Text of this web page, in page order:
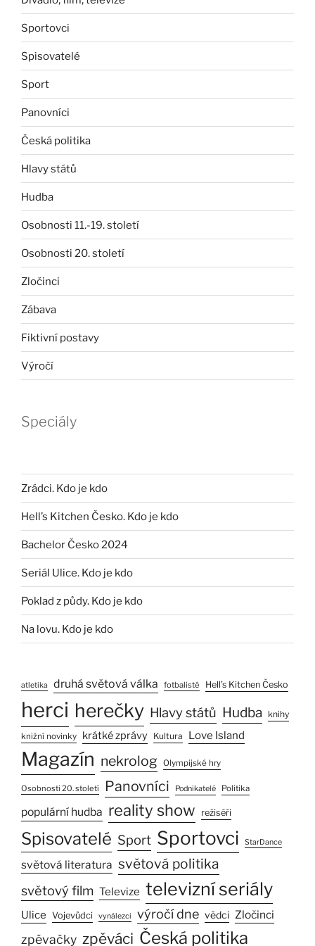
Sportovci
Spisovatelé
Sport
Panovníci
Česká politika
Hlavy států
Hudba
Osobnosti 11.-19. století
Osobnosti 20. století
Zločinci
Zábava
Fiktivní postavy
Výročí
Speciály
Zrádci. Kdo je kdo
Hell’s Kitchen Česko. Kdo je kdo
Bachelor Česko 2024
Seriál Ulice. Kdo je kdo
Poklad z půdy. Kdo je kdo
Na lovu. Kdo je kdo
atletika druhá světová válka fotbalisté Hell’s Kitchen Česko
herci herečky Hlavy států Hudba knihy
knižní novinky krátké zprávy Kultura Love Island
Magazín nekrolog Olympijské hry
Osobnosti 20. století Panovníci Podnikatelé Politika
populární hudba reality show režiséři
Spisovatelé Sport Sportovci StarDance
světová literatura světová politika
světový film Televize televizní seriály
Ulice Vojevůdci vynálezci výročí dne vědci Zločinci
zpěvačky zpěváci Česká politika